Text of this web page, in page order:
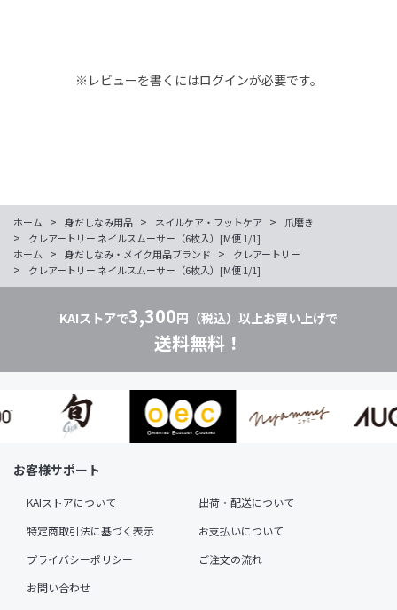
※レビューを書くにはログインが必要です。
ホーム > 身だしなみ用品 > ネイルケア・フットケア > 爪磨き
>
クレアートリー ネイルスムーサー（6枚入）[M便 1/1]
ホーム
> 身だしなみ・メイク用品ブランド > クレアートリー
> クレアートリー ネイルスムーサー（6枚入）[M便 1/1]
KAIストアで3,300円（税込）以上お買い上げで
送料無料！
お客様サポート
KAIストアについて
出荷・配送について
特定商取引法に基づく表示
お支払いについて
プライバシーポリシー
ご注文の流れ
お問い合わせ